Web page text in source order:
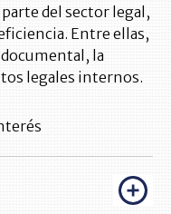
del sector legal,
Entre ellas,
la
legales internos.